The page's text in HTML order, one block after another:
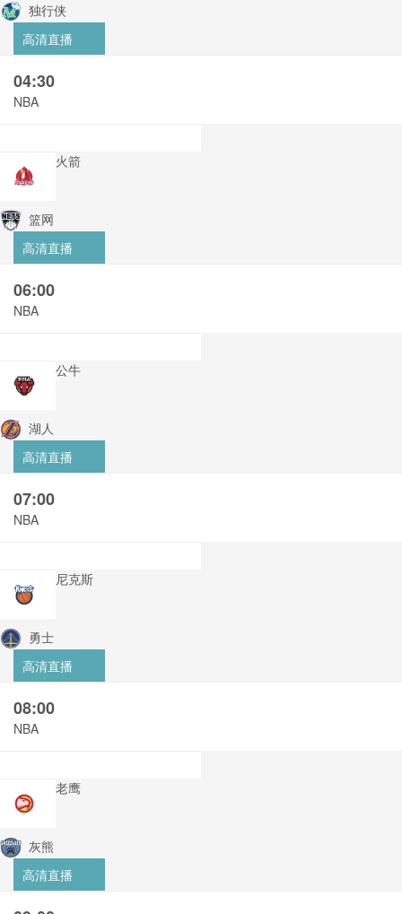
独行侠
高清直播
04:30
NBA
火箭
篮网
高清直播
06:00
NBA
公牛
湖人
高清直播
07:00
NBA
尼克斯
勇士
高清直播
08:00
NBA
老鹰
灰熊
高清直播